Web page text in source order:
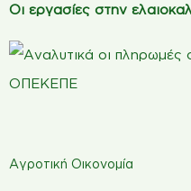
Οι εργασίες στην
Αγροτική Οικονομία